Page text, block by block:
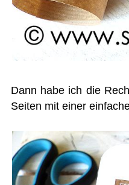
Dann habe ich die
Seiten mit einer